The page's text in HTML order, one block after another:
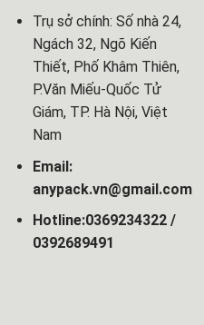
Trụ sở chính: Số nhà 24,
Ngách 32, Ngõ Kiến
Thiết, Phố Khâm Thiên,
P.Văn Miếu-Quốc Tử
Giám, TP. Hà Nội, Việt
Nam
Email:
anypack.vn@gmail.com
Hotline:0369234322 /
0392689491